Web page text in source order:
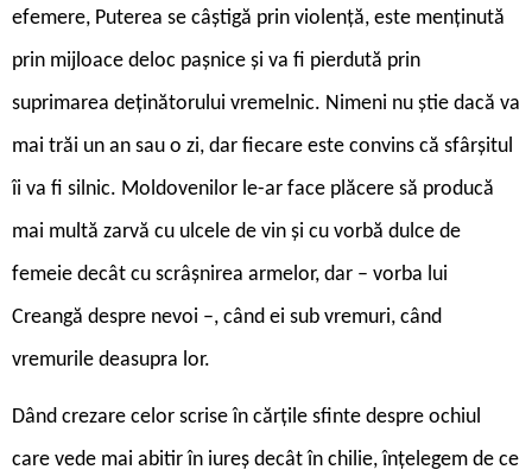
efemere, Puterea se câștigă prin violență, este menținută
prin mijloace deloc pașnice și va fi pierdută prin
suprimarea deținătorului vremelnic. Nimeni nu știe dacă va
mai trăi un an sau o zi, dar fiecare este convins că sfârșitul
îi va fi silnic. Moldovenilor le-ar face plăcere să producă
mai multă zarvă cu ulcele de vin și cu vorbă dulce de
femeie decât cu scrâșnirea armelor, dar – vorba lui
Creangă despre nevoi –, când ei sub vremuri, când
vremurile deasupra lor.
Dând crezare celor scrise în cărțile sfinte despre ochiul
care vede mai abitir în iureș decât în chilie, înțelegem de ce